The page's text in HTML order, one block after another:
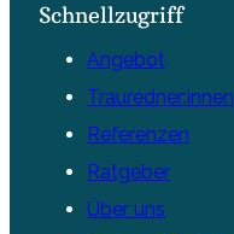
Schnellzugriff
Angebot
Trauredner:innen
Referenzen
Ratgeber
Über uns